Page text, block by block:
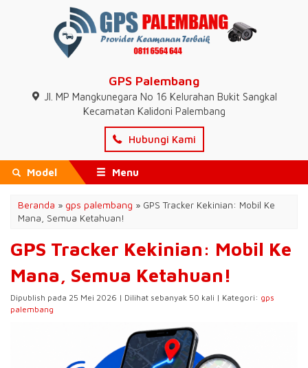
GPS Palembang
Jl. MP Mangkunegara No 16 Kelurahan Bukit Sangkal
Kecamatan Kalidoni Palembang
Hubungi Kami
Model Menu
Beranda » gps palembang » GPS Tracker Kekinian: Mobil Ke
Mana, Semua Ketahuan!
GPS Tracker Kekinian: Mobil Ke
Mana, Semua Ketahuan!
Dipublish pada 25 Mei 2026 | Dilihat sebanyak 50 kali | Kategori: gps
palembang